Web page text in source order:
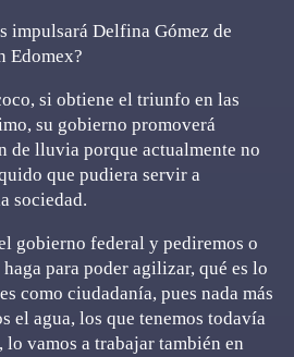
impulsará Delfina Gómez de
Edomex?
si obtiene el triunfo en las
su gobierno promoverá
de lluvia porque actualmente no
que pudiera servir a
sociedad.
gobierno federal y pediremos o
para poder agilizar, qué es lo
como ciudadanía, pues nada más
el agua, los que tenemos todavía
lo vamos a trabajar también en